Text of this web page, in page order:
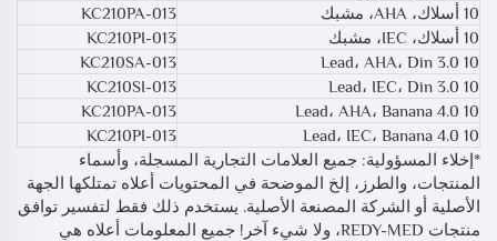
10 أسلاك، AHA، مشبك
KC210PA-013
10 أسلاك، IEC، مشبك
KC210PI-013
10 Lead، AHA، Din 3.0
KC210SA-013
10 Lead، IEC، Din 3.0
KC210SI-013
10 Lead، AHA، Banana 4.0
KC210PA-013
10 Lead، IEC، Banana 4.0
KC210PI-013
*إخلاء المسؤولية: جميع العلامات التجارية المسجلة، وأسماء
المنتجات، والطرز، إلخ الموضحة في المحتويات أعلاه تمتلكها الجهة
الأصلية أو الشركة المصنعة الأصلية. يستخدم ذلك فقط لتفسير توافق
منتجات REDY-MED، ولا شيء آخر! جميع المعلومات أعلاه هي